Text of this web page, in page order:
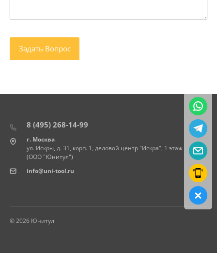
8 (495) 268-14-99
г. Москва
ул. Искры, д. 31, корп. 1, деловой центр "Искра", 1 этаж
(ООО "Юнитул")
info@uni-tool.ru
© 2026 Юнитул